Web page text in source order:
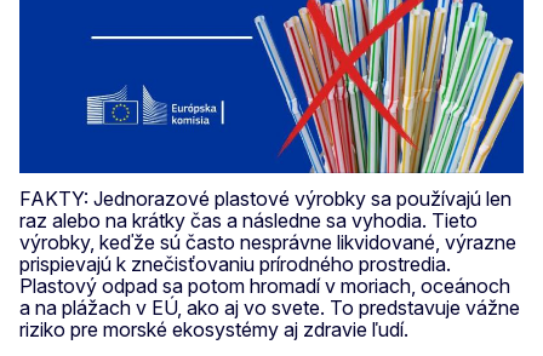
FAKTY: Jednorazové plastové výrobky sa používajú len
raz alebo na krátky čas a následne sa vyhodia. Tieto
výrobky, keďže sú často nesprávne likvidované, výrazne
prispievajú k znečisťovaniu prírodného prostredia.
Plastový odpad sa potom hromadí v moriach, oceánoch
a na plážach v EÚ, ako aj vo svete. To predstavuje vážne
riziko pre morské ekosystémy aj zdravie ľudí.